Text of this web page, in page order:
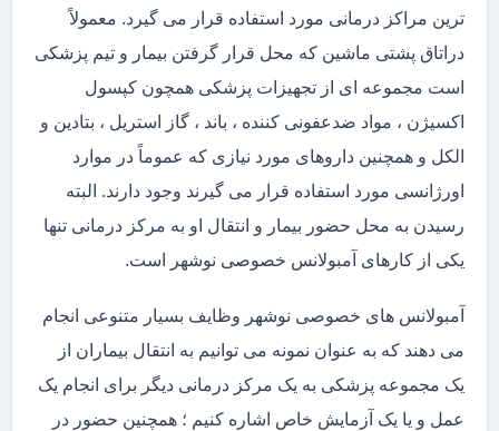
ترین مراکز درمانی مورد استفاده قرار می گیرد. معمولاً
دراتاق پشتی ماشین که محل قرار گرفتن بیمار و تیم پزشکی
است مجموعه ای از تجهیزات پزشکی همچون کپسول
اکسیژن ، مواد ضدعفونی کننده ، باند ، گاز استریل ، بتادین و
الکل و همچنین داروهای مورد نیازی که عموماً در موارد
اورژانسی مورد استفاده قرار می گیرند وجود دارند. البته
رسیدن به محل حضور بیمار و انتقال او به مرکز درمانی تنها
یکی از کارهای آمبولانس خصوصی نوشهر است.
آمبولانس های خصوصی نوشهر وظایف بسیار متنوعی انجام
می دهند که به عنوان نمونه می توانیم به انتقال بیماران از
یک مجموعه پزشکی به یک مرکز درمانی دیگر برای انجام یک
عمل و یا یک آزمایش خاص اشاره کنیم ؛ همچنین حضور در